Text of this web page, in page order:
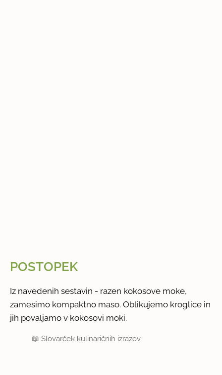
POSTOPEK
Iz navedenih sestavin - razen kokosove moke,
zamesimo kompaktno maso. Oblikujemo kroglice in
jih povaljamo v kokosovi moki.
📖Slovarček kulinaričnih izrazov